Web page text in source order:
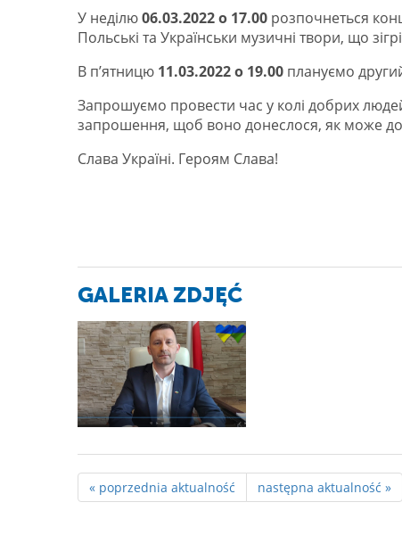
У неділю06.03.2022 о 17.00 розпочнеться
Польські та Українськи музичні твори, що
В п’ятницю 11.03.2022 о 19.00 плануємо
Запрошуємо провести час у колі добрих
запрошення, щоб воно донеслося, як може до
Слава Україні. Героям Слава!
GALERIA ZDJĘĆ
« poprzednia aktualność następna aktualność »